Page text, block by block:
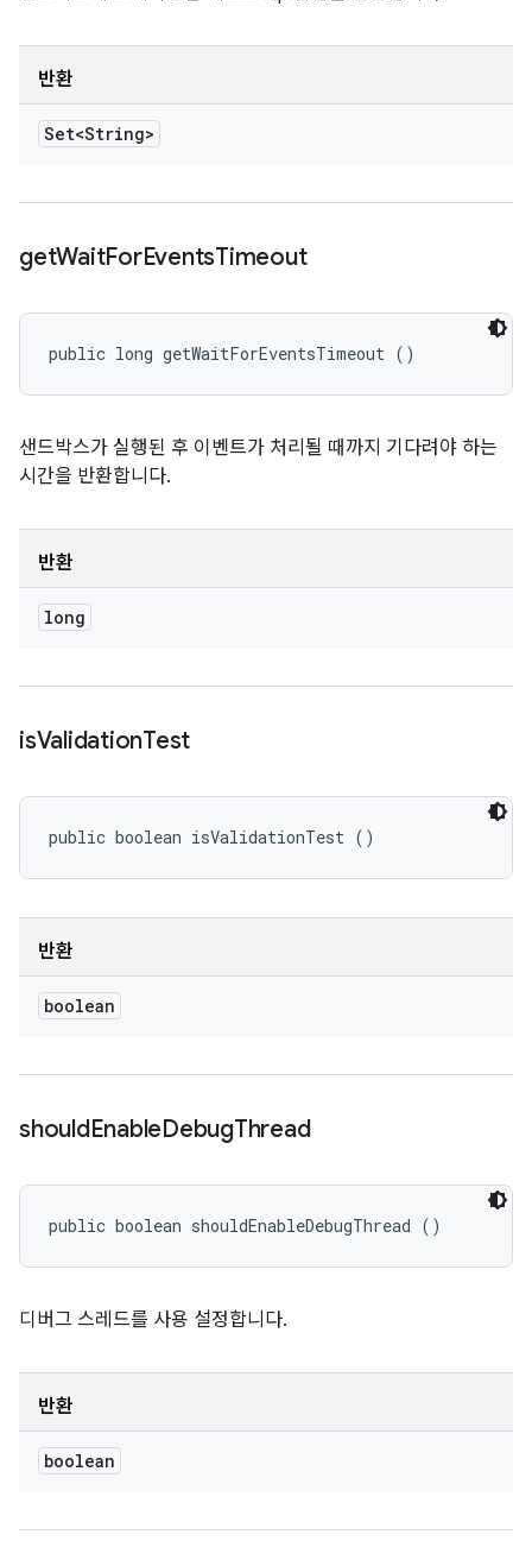
반환
Set<String>
getWaitForEventsTimeout
public long getWaitForEventsTimeout ()
샌드박스가 실행된 후 이벤트가 처리될 때까지 기다려야 하는
시간을 반환합니다.
반환
long
isValidationTest
public boolean isValidationTest ()
반환
boolean
shouldEnableDebugThread
public boolean shouldEnableDebugThread ()
디버그 스레드를 사용 설정합니다.
반환
boolean